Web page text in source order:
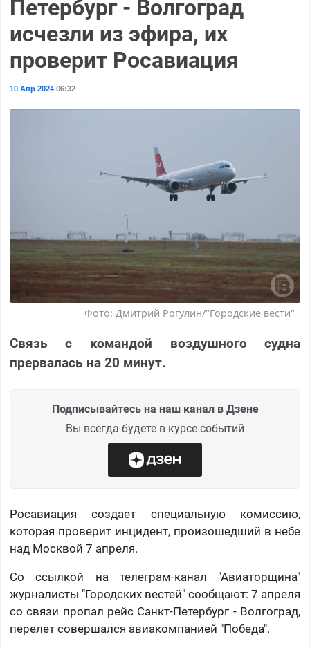
Петербург - Волгоград
исчезли из эфира, их
проверит Росавиация
10 Апр 202406:32
Фото: Дмитрий Рогулин/"Городские вести"
Связь с командой воздушного судна
прервалась на 20 минут.
Подписывайтесь на наш канал в Дзене
Вы всегда будете в курсе событий
Росавиация создает специальную комиссию,
которая проверит инцидент, произошедший в небе
над Москвой 7 апреля.
Со ссылкой на телеграм-канал "Авиаторщина"
журналисты "Городских вестей" сообщают: 7 апреля
со связи пропал рейс Санкт-Петербург - Волгоград,
перелет совершался авиакомпанией "Победа".